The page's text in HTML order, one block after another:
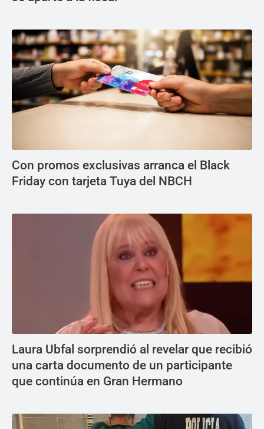
Con promos exclusivas arranca el Black
Friday con tarjeta Tuya del NBCH
Laura Ubfal sorprendió al revelar que recibió
una carta documento de un participante
que continúa en Gran Hermano